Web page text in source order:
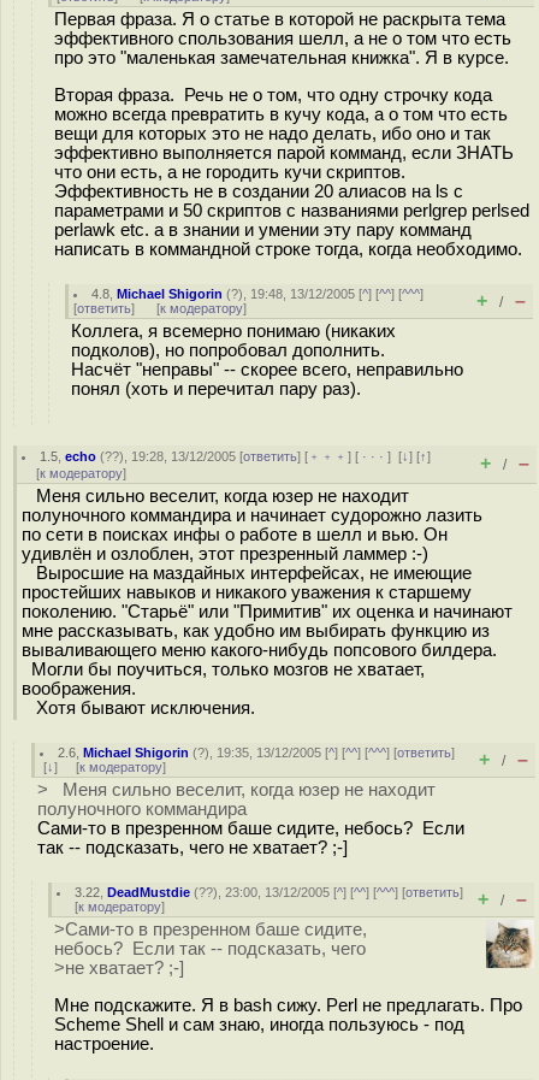
Первая фраза. Я о статье в которой не раскрыта тема
эффективного спользования шелл, а не о том что есть
про это "маленькая замечательная книжка". Я в курсе.
Вторая фраза. Речь не о том, что одну строчку кода
можно всегда превратить в кучу кода, а о том что есть
вещи для которых это не надо делать, ибо оно и так
эффективно выполняется парой комманд, если ЗНАТЬ
что они есть, а не городить кучи скриптов.
Эффективность не в создании 20 алиасов на ls с
параметрами и 50 скриптов с названиями perlgrep perlsed
perlawk etc. а в знании и умении эту пару комманд
написать в коммандной строке тогда, когда необходимо.
4.8 ,Michael Shigorin (?), 19:48, 13/12/2005 [^] [^^] [^^^]
[ответить] [к модератору] + / –
Коллега, я всемерно понимаю (никаких
подколов), но попробовал дополнить.
Насчёт "неправы" -- скорее всего, неправильно
понял (хоть и перечитал пару раз).
1.5 ,echo (??), 19:28, 13/12/2005 [ответить] [ ﹢﹢﹢] [ · · ·][↓] [↑]
[к модератору] + / –
Меня сильно веселит, когда юзер не находит
полуночного коммандира и начинает судорожно лазить
по сети в поисках инфы о работе в шелл и вью. Он
удивлён и озлоблен, этот презренный ламмер :-)
Выросшие на маздайных интерфейсах, не имеющие
простейших навыков и никакого уважения к старшему
поколению. "Старьё" или "Примитив" их оценка и начинают
мне рассказывать, как удобно им выбирать функцию из
вываливающего меню какого-нибудь попсового билдера.
Могли бы поучиться, только мозгов не хватает,
воображения.
Хотя бывают исключения.
2.6 ,Michael Shigorin (?), 19:35, 13/12/2005 [^] [^^] [^^^] [ответить]
[↓] [к модератору] + / –
> Меня сильно веселит, когда юзер не находит
полуночного коммандира
Сами-то в презренном баше сидите, небось? Если
так -- подсказать, чего не хватает? ;-]
3.22 ,DeadMustdie (??), 23:00, 13/12/2005 [^] [^^] [^^^] [ответить]
[к модератору] + / –
>Сами-то в презренном баше сидите,
небось? Если так -- подсказать, чего
>не хватает? ;-]
Мне подскажите. Я в bash сижу. Perl не предлагать. Про
Scheme Shell и сам знаю, иногда пользуюсь - под
настроение.